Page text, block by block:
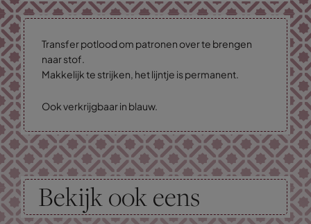
Transfer potlood om patronen over te brengen
naar stof.
Makkelijk te strijken, het lijntje is permanent.
Ook verkrijgbaar in blauw.
Bekijk ook eens